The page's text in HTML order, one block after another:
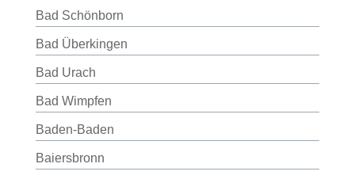
Bad Schönborn
Bad Überkingen
Bad Urach
Bad Wimpfen
Baden-Baden
Baiersbronn